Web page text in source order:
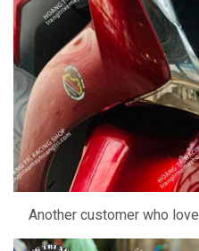
Another customer who